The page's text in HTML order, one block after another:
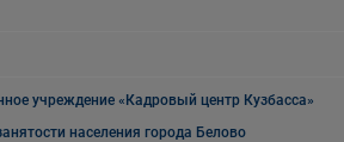
учреждение «Кадровый центр Кузбасса»
населения города Белово